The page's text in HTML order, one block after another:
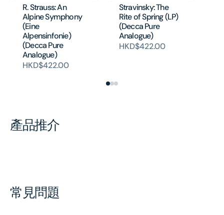
R. Strauss: An
Alpine Symphony
(Eine
Alpensinfonie)
(Decca Pure
Analogue)
HKD$422.00
Stravinsky: The
Rite of Spring (LP)
(Decca Pure
Analogue)
HKD$422.00
產品推介
常見問題